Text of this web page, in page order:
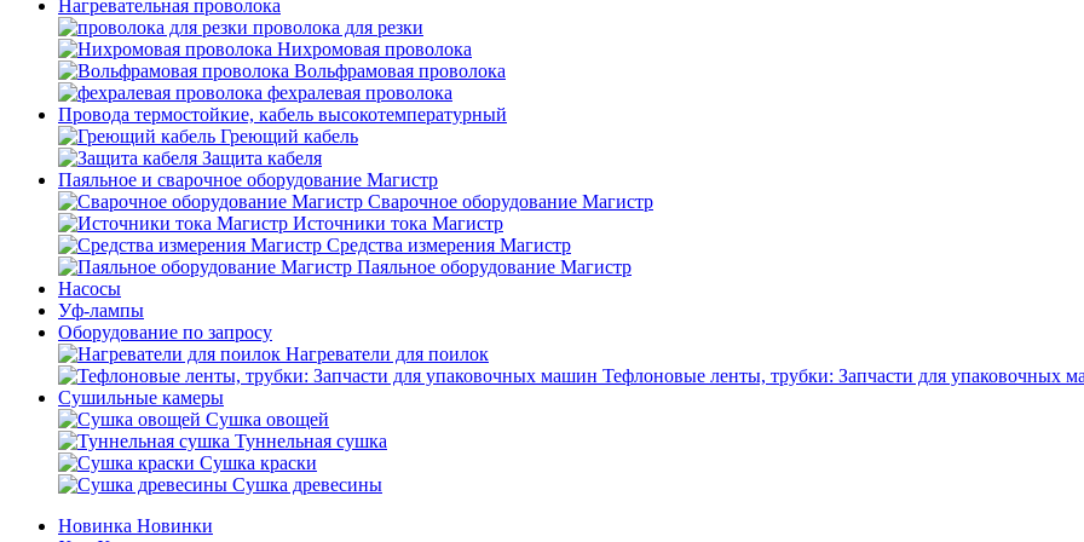
Нагревательная проволока
проволока для резки
Нихромовая проволока
Вольфрамовая проволока
фехралевая проволока
Провода термостойкие, кабель высокотемпературный
Греющий кабель
Защита кабеля
Паяльное и сварочное оборудование Магистр
Сварочное оборудование Магистр
Источники тока Магистр
Средства измерения Магистр
Паяльное оборудование Магистр
Насосы
Уф-лампы
Оборудование по запросу
Нагреватели для поилок
Тефлоновые ленты, трубки: Запчасти для упаковочных
Сушильные камеры
Сушка овощей
Туннельная сушка
Сушка краски
Сушка древесины
Новинка Новинки